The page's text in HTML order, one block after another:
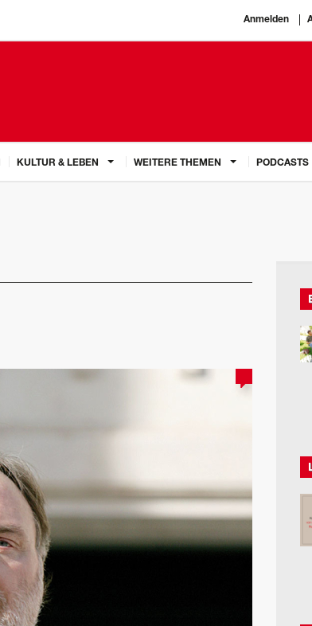
Anmelden
KULTUR & LEBEN WEITERE THEMEN PODCASTS